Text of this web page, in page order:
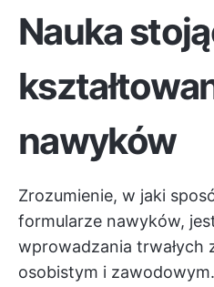
Nauka
nawyków
Zrozumienie, w jaki
formularze nawyków,
wprowadzania trwałych
osobistym i